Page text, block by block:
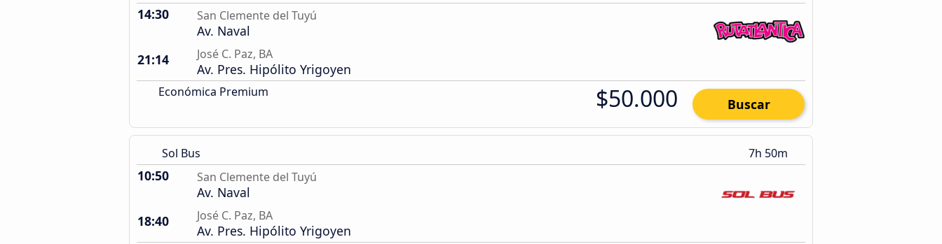
14:30 San Clemente del Tuyú
Av. Naval
21:14
José C. Paz, BA
Av. Pres. Hipólito Yrigoyen
Económica Premium $50.000 Buscar
Sol Bus 7h 50m
10:50 San Clemente del Tuyú
Av. Naval
18:40
José C. Paz, BA
Av. Pres. Hipólito Yrigoyen